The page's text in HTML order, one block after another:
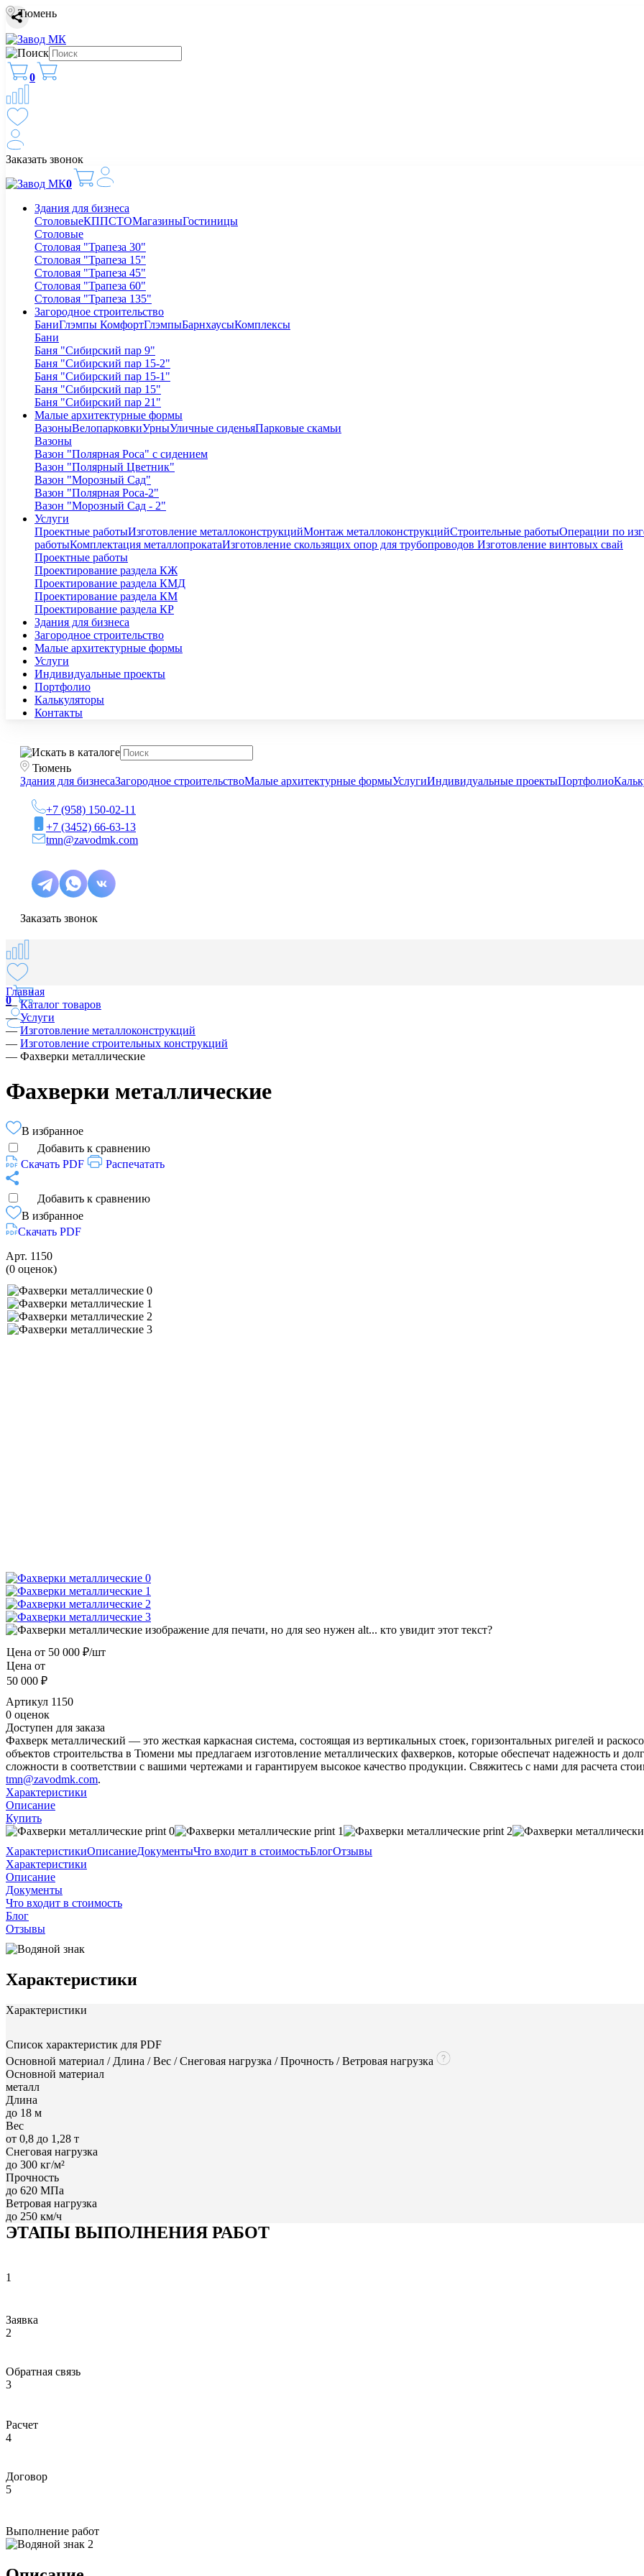
Тюмень
0
Заказать звонок
0
Здания для бизнеса
СтоловыеКППСТОМагазиныГостиницы
Столовые
Столовая "Трапеза 30"
Столовая "Трапеза 15"
Столовая "Трапеза 45"
Столовая "Трапеза 60"
Столовая "Трапеза 135"
Загородное строительство
БаниГлэмпы КомфортГлэмпыБарнхаусыКомплексы
Бани
Баня "Сибирский пар 9"
Баня "Сибирский пар 15-2"
Баня "Сибирский пар 15-1"
Баня "Сибирский пар 15"
Баня "Сибирский пар 21"
Малые архитектурные формы
ВазоныВелопарковкиУрныУличные сиденьяПарковые скамьи
Вазоны
Вазон "Полярная Роса" с сидением
Вазон "Полярный Цветник"
Вазон "Морозный Сад"
Вазон "Полярная Роса-2"
Вазон "Морозный Сад - 2"
Услуги
Проектные работыИзготовление металлоконструкцийМонтаж металлоконструкцийСтроительные работыОперации по
работыКомплектация металлопрокатаИзготовление скользящих опор для трубопроводов Изготовление винтовых свай
Проектные работы
Проектирование раздела КЖ
Проектирование раздела КМД
Проектирование раздела КМ
Проектирование раздела КР
Здания для бизнеса
Загородное строительство
Малые архитектурные формы
Услуги
Индивидуальные проекты
Портфолио
Калькуляторы
Контакты
Тюмень
Здания для бизнесаЗагородное строительствоМалые архитектурные формыУслугиИндивидуальные проектыПортфолио
+7 (958) 150-02-11
+7 (3452) 66-63-13
tmn@zavodmk.com
Заказать звонок
0
Главная
—Каталог товаров
—Услуги
—Изготовление металлоконструкций
— Изготовление строительных конструкций
— Фахверки металлические
Фахверки металлические
В избранное
Добавить к сравнению
Скачать PDF
Распечатать
Добавить к сравнению
В избранное
Скачать PDF
Арт. 1150
(0 оценок)
Цена от 50 000 ₽/шт
Цена от
50 000 ₽
Артикул 1150
0 оценок
Доступен для заказа
Фахверк металлический — это жесткая каркасная система, состоящая из вертикальных стоек, горизонтальных ригелей и
объектов строительства в Тюмени мы предлагаем изготовление металлических фахверков, которые обеспечат надежность и
сложности в соответствии с вашими чертежами и гарантируем высокое качество продукции. Свяжитесь с нами для расчета
tmn@zavodmk.com.
Характеристики
Описание
Купить
ХарактеристикиОписаниеДокументыЧто входит в стоимостьБлогОтзывы
Характеристики
Описание
Документы
Что входит в стоимость
Блог
Отзывы
Характеристики
Характеристики
Список характеристик для PDF
Основной материал / Длина / Вес / Снеговая нагрузка / Прочность / Ветровая нагрузка
Основной материал
металл
Длина
до 18 м
Вес
от 0,8 до 1,28 т
Снеговая нагрузка
до 300 кг/м²
Прочность
до 620 МПа
Ветровая нагрузка
до 250 км/ч
ЭТАПЫ ВЫПОЛНЕНИЯ РАБОТ
1
Заявка
2
Обратная связь
3
Расчет
4
Договор
5
Выполнение работ